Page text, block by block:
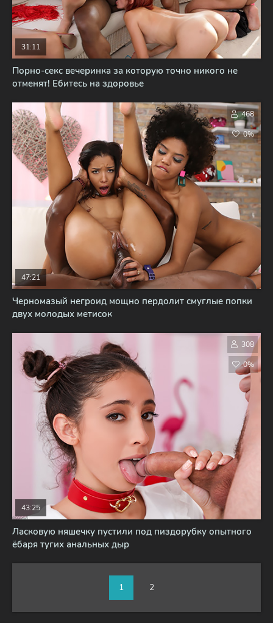
Порно-секс вечеринка за которую точно никого не
отменят! Ебитесь на здоровье
31:11
Черномазый негроид мощно пердолит смуглые попки
двух молодых метисок
47:21
468
0%
Ласковую няшечку пустили под пиздорубку опытного
ёбаря тугих анальных дыр
43:25
308
0%
1 2